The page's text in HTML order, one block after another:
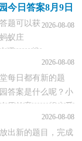
今日答案8月9日
2026-08-08
题可以获
蚁庄
呢？一起
日答案
：并不准
2026-08-08
每日都有新的题
答案是什么呢？小
日答案，一起来看
汇总1、健康辟谣:
案解...
2026-08-08
出新的题目，完成